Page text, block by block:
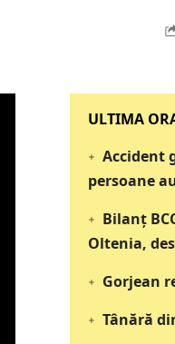
‎‎‎‎‎‎‎ULTIMA
Accident
persoane
Bilanț
Oltenia,
Gorjean
Tânără